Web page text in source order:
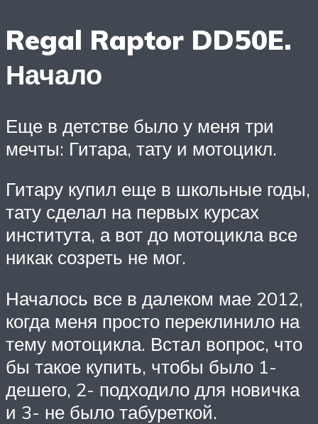
Regal Raptor DD50E.
Начало
Еще в детстве было у меня три
мечты: Гитара, тату и мотоцикл.
Гитару купил еще в школьные годы,
тату сделал на первых курсах
института, а вот до мотоцикла все
никак созреть не мог.
Началось все в далеком мае 2012,
когда меня просто переклинило на
тему мотоцикла. Встал вопрос, что
бы такое купить, чтобы было 1-
дешего, 2- подходило для новичка
и 3- не было табуреткой.